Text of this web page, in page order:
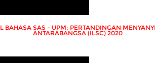
BAHASA SAS - UPM: PERTANDINGAN
ANTARABANGSA (ILSC) 2020